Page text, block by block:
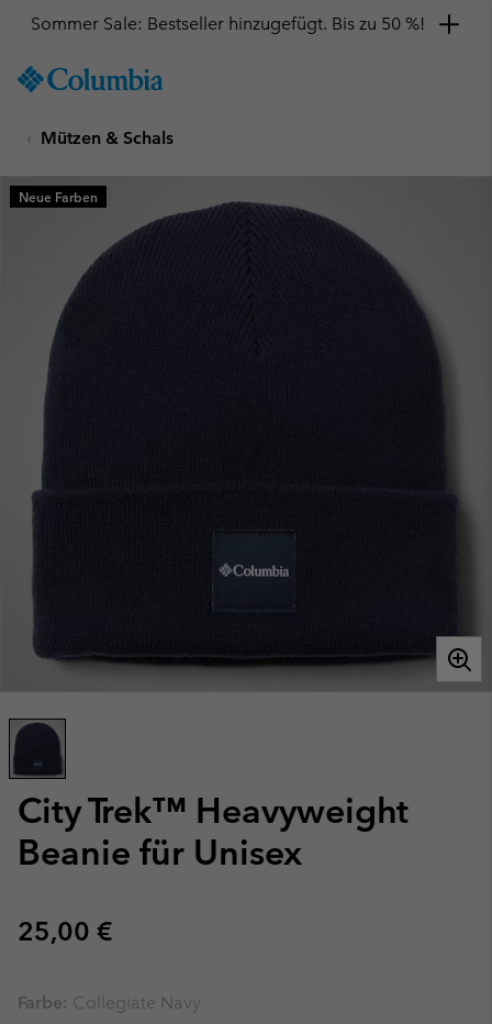
TO
SKIP
MAIN
NAV
SEARCH
Sommer Sale: Bestseller hinzugefügt. Bis zu 50 %!
Mützen & Schals
City Trek™ Heavyweight
Beanie für Unisex
Regular price:
25,00 €
Neue Farben
Farbe: Collegiate Navy